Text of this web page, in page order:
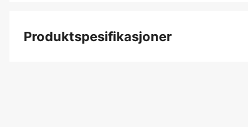
Produktspesifikasjoner